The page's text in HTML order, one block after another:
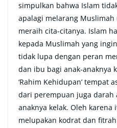
simpulkan bahwa Islam
apalagi melarang
meraih cita-citanya. Islam
kepada Muslimah yang
tidak lupa dengan peran
dan ibu bagi anak-anaknya
‘Rahim Kehidupan’ tempat
dari perempuan juga darah
anaknya kelak. Oleh
melupakan kodrat dan